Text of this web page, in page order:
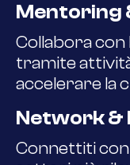
Mentoring
Collabora con
tramite
accelerare la
Network &
Connettiti